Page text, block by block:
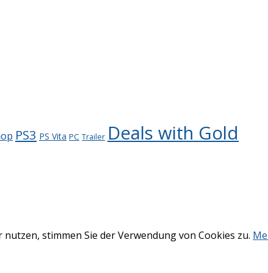
PS3 PS Vita PC Trailer Deals with Gold
stimmen Sie der Verwendung von Cookies zu.